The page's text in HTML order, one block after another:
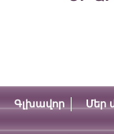
Գլխավոր Մեր